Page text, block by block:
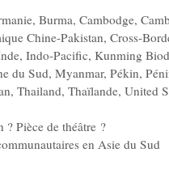
,Burma,Cambodge,
Chine-Pakistan, Cross-
, Indo-Pacific, Kunming
du Sud, Myanmar, Pékin,
, Thailand, Thaïlande, United
? Pièce de théâtre ?
en Asie du Sud